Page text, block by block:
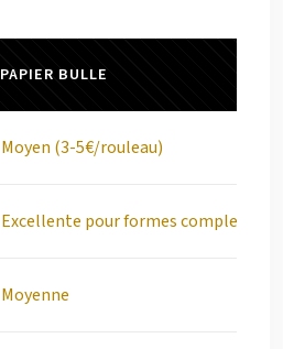
PAPIER BULLE
Moyen (3-5€/rouleau)
Excellente pour formes complexes
Moyenne